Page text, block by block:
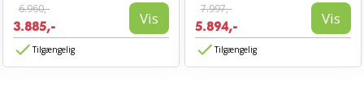
6.960,-
3.885,- Vis
Tilgængelig
7.997,-
5.894,- Vis
Tilgængelig